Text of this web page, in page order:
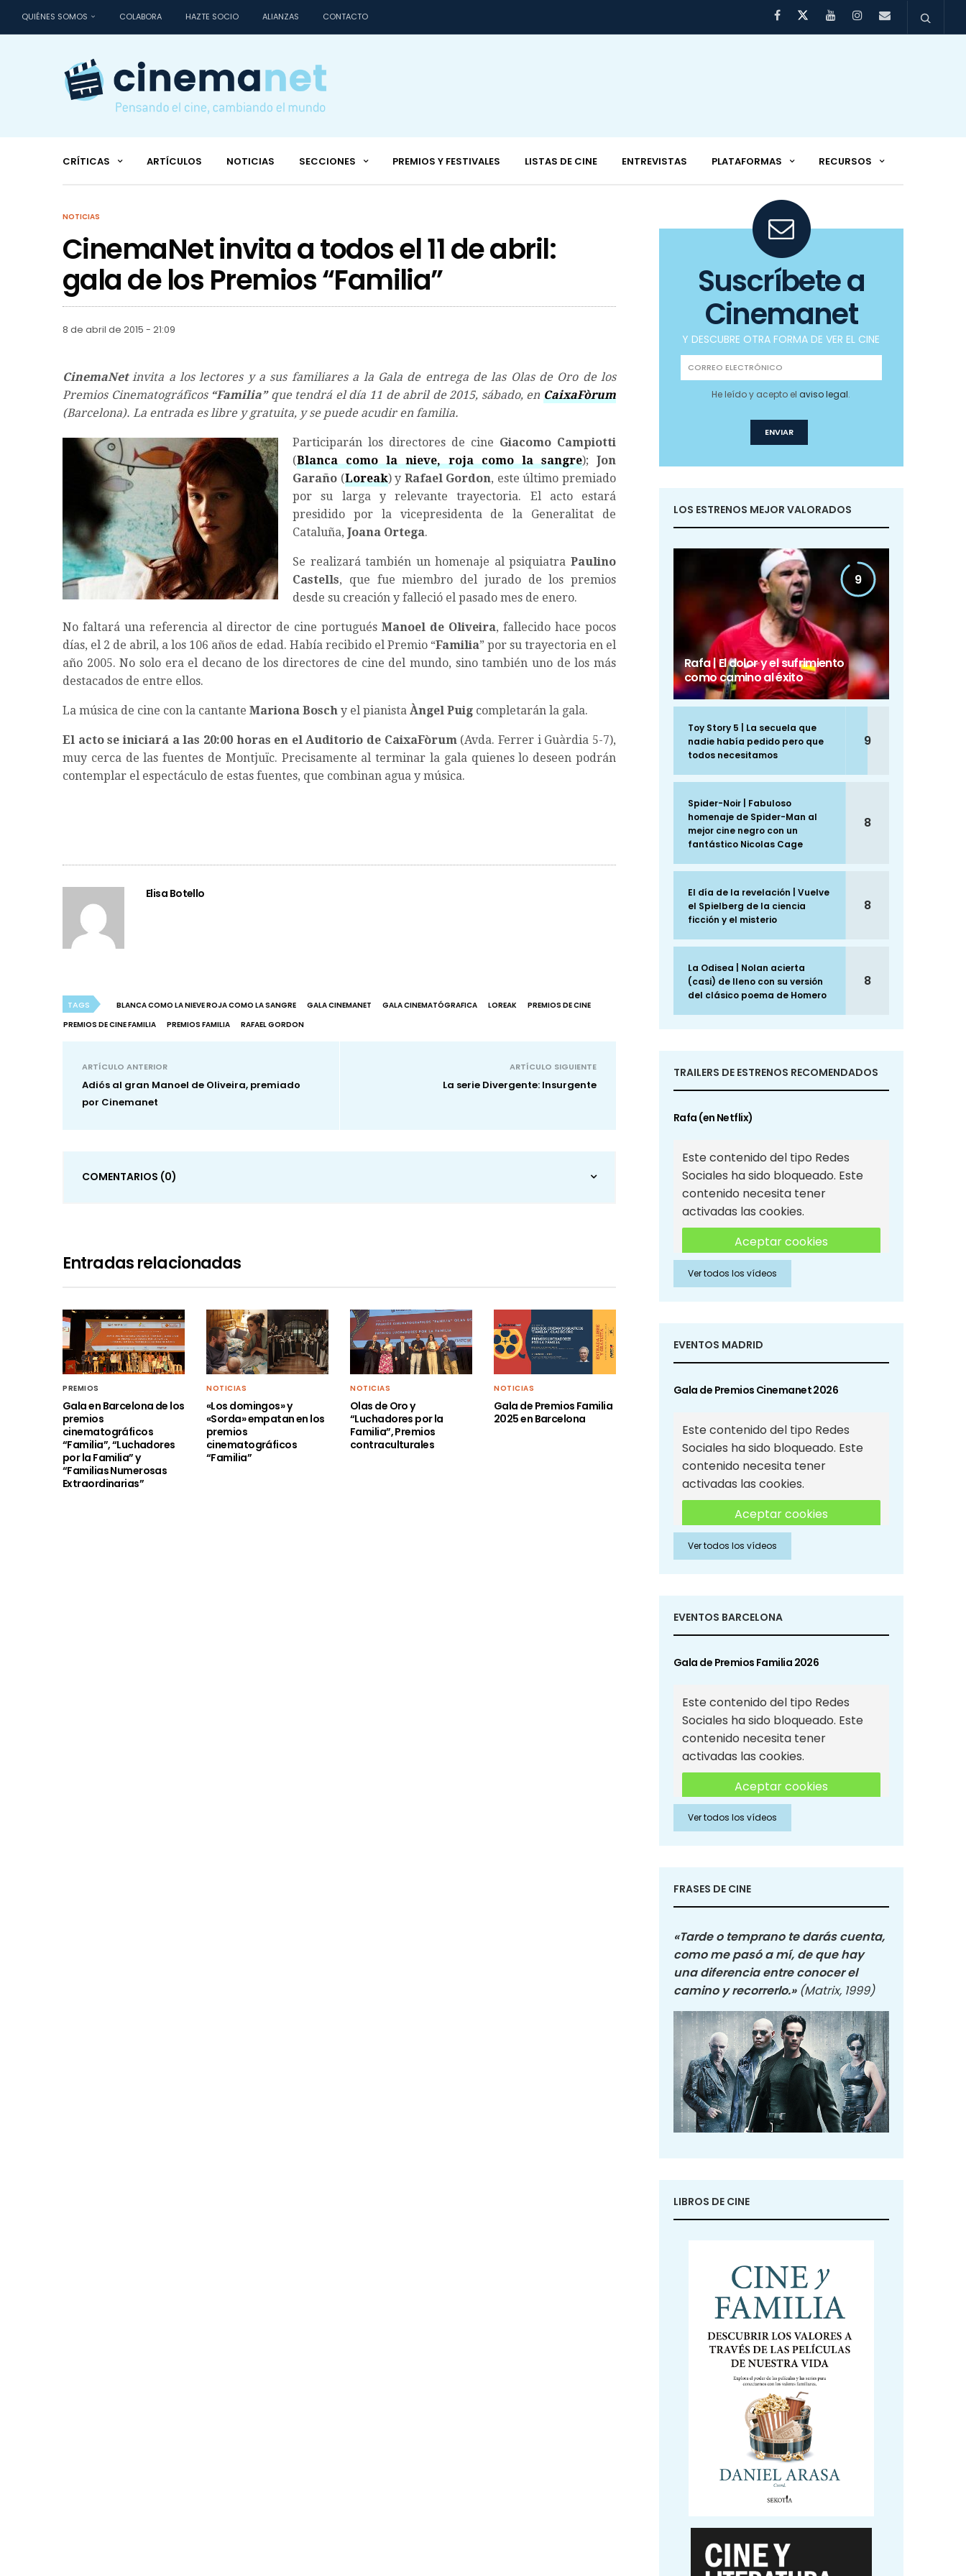
QUIÉNES SOMOS COLABORA HAZTE SOCIO ALIANZAS CONTACTO
CRÍTICAS ARTÍCULOS NOTICIAS SECCIONES PREMIOS Y FESTIVALES LISTAS DE CINE ENTREVISTAS PLATAFORMAS RECURSOS
NOTICIAS
CinemaNet invita a todos el 11 de abril:
gala de los Premios “Familia”
8 de abril de 2015 - 21:09
CinemaNetinvita a los lectores y a sus familiares a la Gala de entrega de las Olas de Oro de los
Premios Cinematográficos “Familia”que tendrá el día 11 de abril de 2015, sábado, enCaixaFòrum
(Barcelona). La entrada es libre y gratuita, y se puede acudir en familia.
Participarán los directores de cine Giacomo Campiotti
(Blanca como la nieve, roja como la sangre); Jon
Garaño (Loreak) y Rafael Gordon, este último premiado
por su larga y relevante trayectoria. El acto estará
presidido por la vicepresidenta de la Generalitat de
Cataluña, Joana Ortega.
Se realizará también un homenaje al psiquiatra Paulino
Castells, que fue miembro del jurado de los premios
desde su creación y falleció el pasado mes de enero.
No faltará una referencia al director de cine portugués Manoel de Oliveira, fallecido hace pocos
días, el 2 de abril, a los 106 años de edad. Había recibido el Premio “Familia” por su trayectoria en el
año 2005. No solo era el decano de los directores de cine del mundo, sino también uno de los más
destacados de entre ellos.
La música de cine con la cantante Mariona Bosch y el pianista Àngel Puig completarán la gala.
El acto se iniciará a las 20:00 horas en el Auditorio de CaixaFòrum(Avda. Ferrer i Guàrdia 5-7),
muy cerca de las fuentes de Montjuïc. Precisamente al terminar la gala quienes lo deseen podrán
contemplar el espectáculo de estas fuentes, que combinan agua y música.
Elisa Botello
TAGS BLANCA COMO LA NIEVE ROJA COMO LA SANGRE GALA CINEMANET GALA CINEMATÓGRAFICA LOREAK
PREMIOS DE CINE
PREMIOS DE CINE FAMILIA
PREMIOS FAMILIA RAFAEL GORDON
ARTÍCULO ANTERIOR
Adiós al gran Manoel de Oliveira, premiado
por Cinemanet
ARTÍCULO SIGUIENTE
La serie Divergente: Insurgente
COMENTARIOS (0)
Entradas relacionadas
PREMIOS
Gala en Barcelona de los
premios
cinematográficos
“Familia”, “Luchadores
por la Familia” y
“Familias Numerosas
Extraordinarias”
NOTICIAS
«Los domingos» y
«Sorda» empatan en los
premios
cinematográficos
“Familia”
NOTICIAS
Olas de Oro y
“Luchadores por la
Familia”, Premios
contraculturales
NOTICIAS
Gala de Premios Familia
2025 en Barcelona
Suscríbete a
Cinemanet
Y DESCUBRE OTRA FORMA DE VER EL CINE
He leído y acepto elaviso legal.
LOS ESTRENOS MEJOR VALORADOS
9
Rafa | El dolor y el sufrimiento
como camino al éxito
Toy Story 5 | La secuela que
nadie había pedido pero que
todos necesitamos
9
Spider-Noir | Fabuloso
homenaje de Spider-Man al
mejor cine negro con un
fantástico Nicolas Cage
8
El día de la revelación | Vuelve
el Spielberg de la ciencia
ficción y el misterio
8
La Odisea | Nolan acierta
(casi) de lleno con su versión
del clásico poema de Homero
8
TRAILERS DE ESTRENOS RECOMENDADOS
Rafa (en Netflix)
Este contenido del tipo Redes
Sociales ha sido bloqueado. Este
contenido necesita tener
activadas las cookies.
Aceptar cookies
Aceptar cookies de Redes
Sociales
Ver todos los vídeos
EVENTOS MADRID
Gala de Premios Cinemanet 2026
Este contenido del tipo Redes
Sociales ha sido bloqueado. Este
contenido necesita tener
activadas las cookies.
Aceptar cookies
Aceptar cookies de Redes
Sociales
Ver todos los vídeos
EVENTOS BARCELONA
Gala de Premios Familia 2026
Este contenido del tipo Redes
Sociales ha sido bloqueado. Este
contenido necesita tener
activadas las cookies.
Aceptar cookies
Aceptar cookies de Redes
Sociales
Ver todos los vídeos
FRASES DE CINE
«Tarde o temprano te darás cuenta,
como me pasó a mí, de que hay
una diferencia entre conocer el
camino y recorrerlo.» (Matrix, 1999)
LIBROS DE CINE